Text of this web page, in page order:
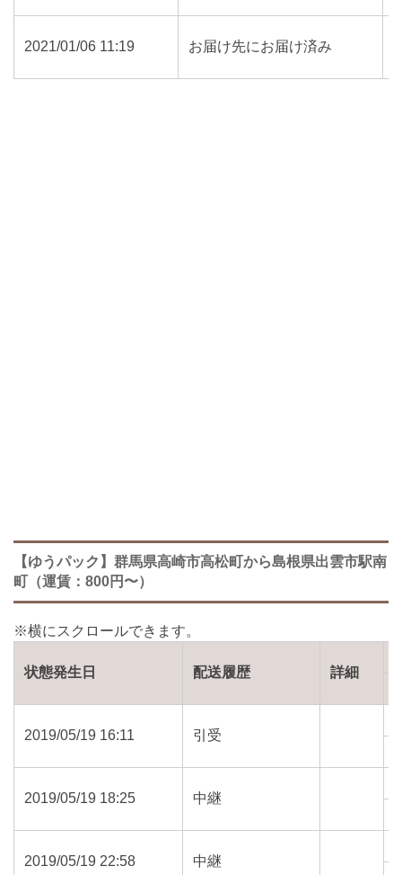
2021/01/06 11:19 お届け先にお届け済み
【ゆうパック】群馬県高崎市高松町から島根県出雲市駅南
町（運賃：800円〜）
状態発生日 配送履歴 詳細
2019/05/19 16:11 引受
2019/05/19 18:25 中継
2019/05/19 22:58 中継